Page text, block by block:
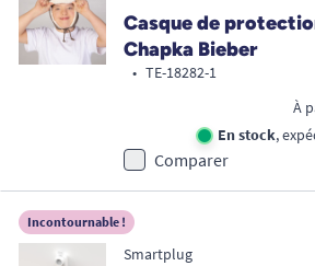
Casque de
Chapka Bieber
• TE-18282-1
À
En stock,
Comparer
Incontournable !
Smartplug